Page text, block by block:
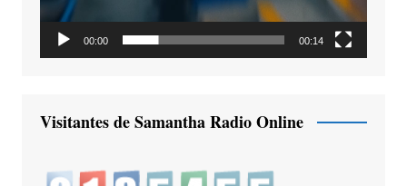
00:00 00:14
Visitantes de Samantha Radio Online